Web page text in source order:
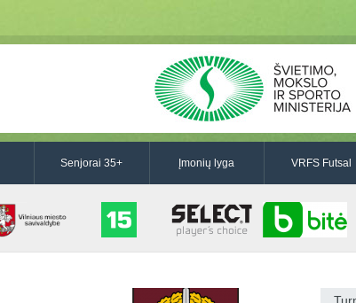
Senjorai 35+ Įmonių lyga VRFS Futsal